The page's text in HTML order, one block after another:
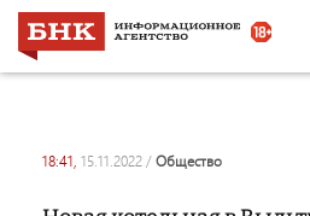
18:41, 15.11.2022 / общество